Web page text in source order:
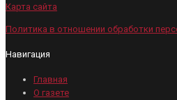
Карта сайта
Политика в отношении обработки
Навигация
Главная
О газете